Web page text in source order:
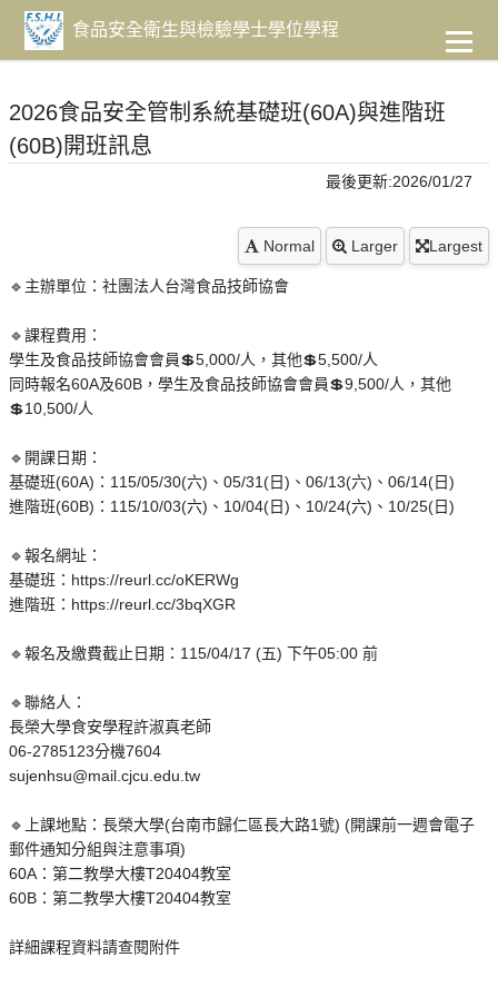
主
要
食品安全衛生與檢驗學士學位學程
2026食品安全管制系統基礎班(60A)與進階班
(60B)開班訊息
最後更新:2026/01/27
Normal Larger Largest
🔹主辦單位：社團法人台灣食品技師協會
🔹課程費用：
學生及食品技師協會會員💲5,000/人，其他💲5,500/人
同時報名60A及60B，學生及食品技師協會會員💲9,500/人，其他
💲10,500/人
🔹開課日期：
基礎班(60A)：115/05/30(六)、05/31(日)、06/13(六)、06/14(日)
進階班(60B)：115/10/03(六)、10/04(日)、10/24(六)、10/25(日)
🔹報名網址：
基礎班：https://reurl.cc/oKERWg
進階班：https://reurl.cc/3bqXGR
🔹報名及繳費截止日期：115/04/17 (五) 下午05:00 前
🔹聯絡人：
長榮大學食安學程許淑真老師
06-2785123分機7604
sujenhsu@mail.cjcu.edu.tw
🔹上課地點：長榮大學(台南市歸仁區長大路1號) (開課前一週會電子
郵件通知分組與注意事項)
60A：第二教學大樓T20404教室
60B：第二教學大樓T20404教室
詳細課程資料請查閱附件